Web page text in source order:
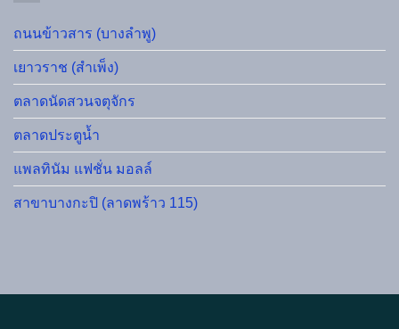
ถนนข้าวสาร (บางลำพู)
เยาวราช (สำเพ็ง)
ตลาดนัดสวนจตุจักร
ตลาดประตูน้ำ
แพลทินัม แฟชั่น มอลล์
สาขาบางกะปิ (ลาดพร้าว 115)